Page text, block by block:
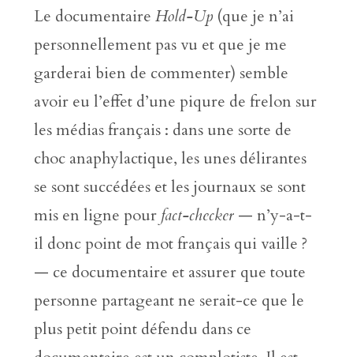
Le documentaire Hold-Up(que je n’ai
personnellement pas vu et que je me
garderai bien de commenter) semble
avoir eu l’effet d’une piqure de frelon sur
les médias français : dans une sorte de
choc anaphylactique, les unes délirantes
se sont succédées et les journaux se sont
mis en ligne pour fact-checker— n’y-a-t-
il donc point de mot français qui vaille ?
— ce documentaire et assurer que toute
personne partageant ne serait-ce que le
plus petit point défendu dans ce